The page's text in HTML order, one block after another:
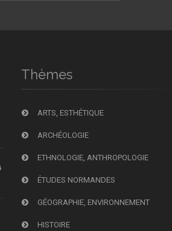
Thèmes
ARTS, ESTHÉTIQUE
ARCHÉOLOGIE
ETHNOLOGIE, ANTHROPOLOGIE
ÉTUDES NORMANDES
GÉOGRAPHIE, ENVIRONNEMENT
HISTOIRE